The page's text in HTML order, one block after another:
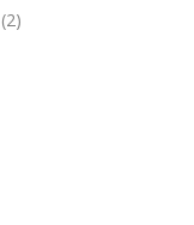
(2)